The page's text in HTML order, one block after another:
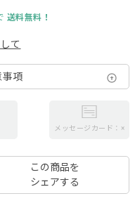
送料無料！
て
事項
メッセージカード：×
この商品を
シェアする